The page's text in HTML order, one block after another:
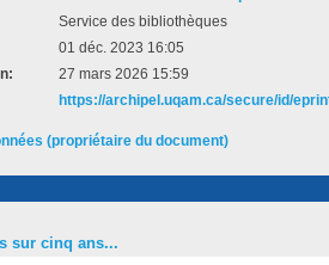
Service des bibliothèques
01 déc. 2023 16:05
27 mars 2026 15:59
https://archipel.uqam.ca/secure/id/
(propriétaire du document)
sur cinq ans...